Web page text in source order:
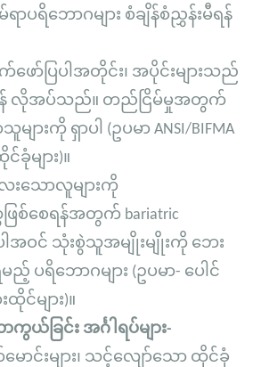
ပရိဘောဂများ စံချိန်စံညွှန်းမီရန်
ော်ပြပါအတိုင်း၊ အပိုင်းများသည်
လိုအပ်သည်။ တည်ငြိမ်မှုအတွက်
ျားကို ရှာပါ (ဥပမာ ANSI/BIFMA
ခုံများ)။
းသောလူများကို
စ်စေရန်အတွက် bariatric
ါအဝင် သုံးစွဲသူအမျိုးမျိုးကို ဘေး
ည့် ပရိဘောဂများ (ဥပမာ- ပေါင်
င်များ)။
ယ်ခြင်း အင်္ဂါရပ်များ-
ောင်းများ၊ သင့်လျော်သော ထိုင်ခုံ